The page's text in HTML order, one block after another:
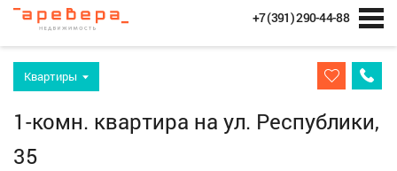
+7 (391) 290-44-88
Квартиры
1-комн. квартира на ул. Республики,
35